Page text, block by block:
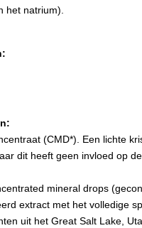
het natrium).
(CMD*). Een lichte
dit heeft geen invloed op
mineral drops
extract met het volledige
uit het Great Salt Lake,